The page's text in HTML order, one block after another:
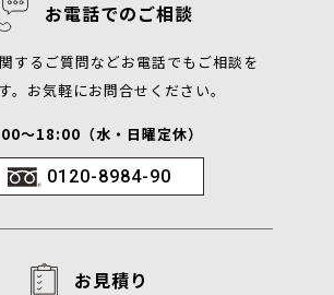
お電話でのご相談
するご質問などお電話でもご相談を
。お気軽にお問合せください。
～18:00（水・日曜定休）
0120-8984-90
お見積り